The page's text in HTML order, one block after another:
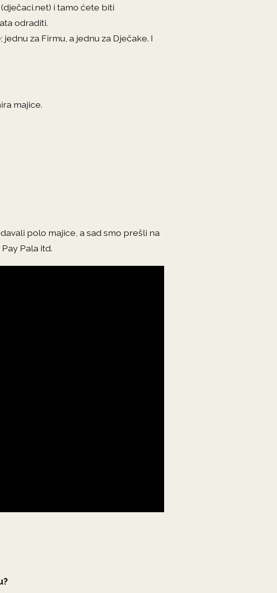
i tamo ćete biti
odraditi.
za Firmu, a jednu za Dječake. I
majice.
polo majice, a sad smo prešli na
Pala itd.